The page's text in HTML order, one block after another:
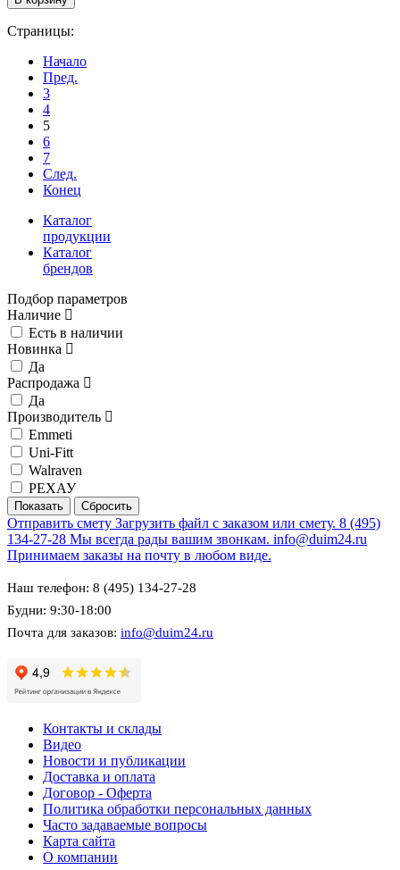
Страницы:
Начало
Пред.
3
4
5
6
7
След.
Конец
Каталог
продукции
Каталог
брендов
Подбор параметров
Наличие
Есть в наличии
Новинка
Да
Распродажа
Да
Производитель
Emmeti
Uni-Fitt
Walraven
РЕХАУ
Отправить смету Загрузить файл с заказом или смету. 8 (495)
134-27-28 Мы всегда рады вашим звонкам. info@duim24.ru
Принимаем заказы на почту в любом виде.
Наш телефон: 8 (495) 134-27-28
Будни: 9:30-18:00
Почта для заказов: info@duim24.ru
Контакты и склады
Видео
Новости и публикации
Доставка и оплата
Договор - Оферта
Политика обработки персональных данных
Часто задаваемые вопросы
Карта сайта
О компании